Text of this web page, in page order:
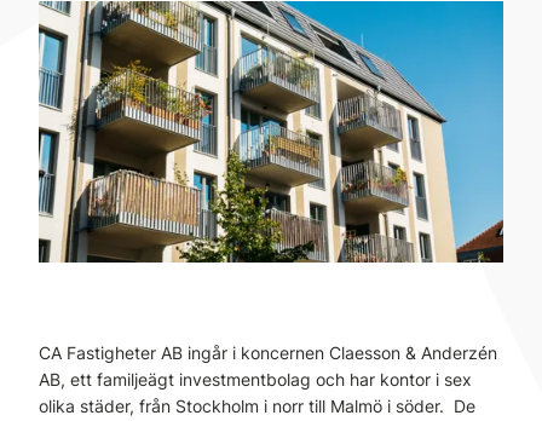
CA Fastigheter AB ingår i koncernen Claesson & Anderzén
AB, ett familjeägt investmentbolag och har kontor i sex
olika städer, från Stockholm i norr till Malmö i söder. De